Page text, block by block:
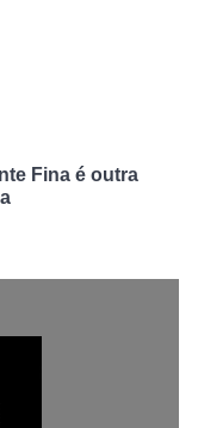
Fina é outra